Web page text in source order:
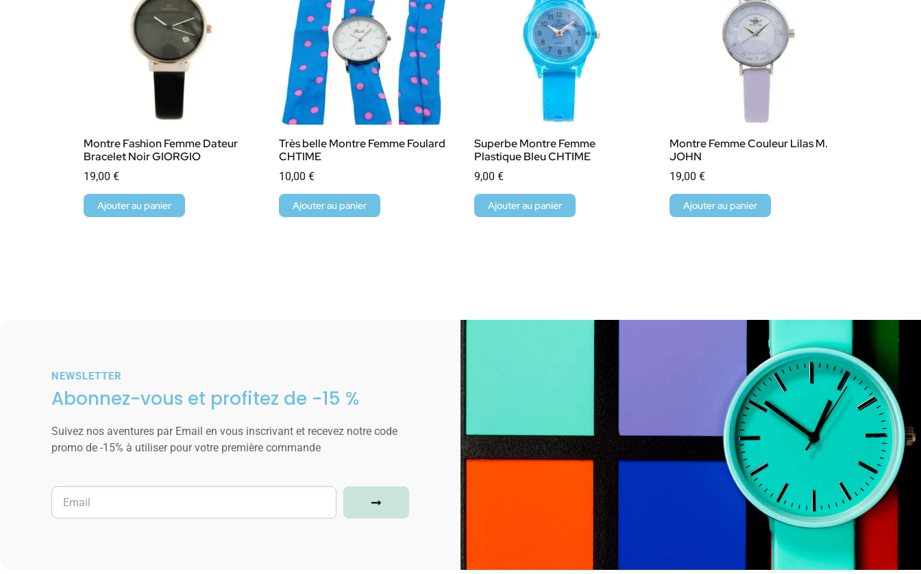
Montre Fashion Femme Dateur
Bracelet Noir GIORGIO
19,00 €
Ajouter au panier
Très belle Montre Femme Foulard
CHTIME
10,00 €
Ajouter au panier
Superbe Montre Femme
Plastique Bleu CHTIME
9,00 €
Ajouter au panier
Montre Femme Couleur Lilas M.
JOHN
19,00 €
Ajouter au panier
NEWSLETTER
Abonnez-vous et profitez de -15 %
Suivez nos aventures par Email en vous inscrivant et recevez notre code
promo de -15% à utiliser pour votre première commande